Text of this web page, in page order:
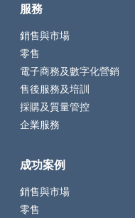
服務
銷售與市場
零售
電子商務及數字化營銷
售後服務及培訓
採購及質量管控
企業服務
成功案例
銷售與市場
零售